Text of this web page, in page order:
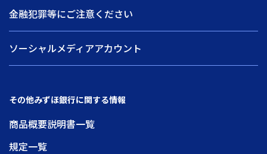
金融犯罪等にご注意ください
ソーシャルメディアアカウント
その他みずほ銀行に関する情報
商品概要説明書一覧
規定一覧